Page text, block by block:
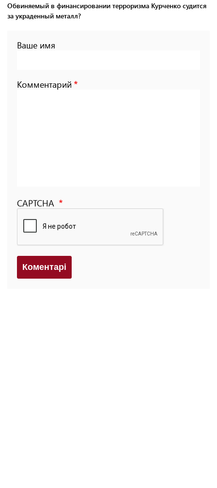
Обвиняемый в финансировании терроризма Курченко судится
за украденный металл?
Ваше имя
Комментарий
CAPTCHA
Коментарi